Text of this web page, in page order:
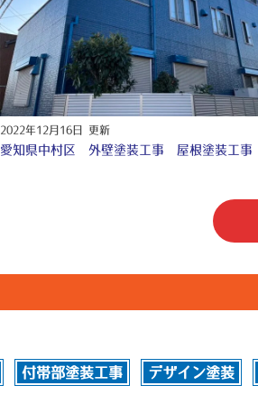
2022年12月16日 更新
付帯部塗装工事 デザイン塗装